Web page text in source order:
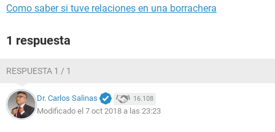
Como saber si tuve relaciones en una borrachera
1 respuesta
RESPUESTA 1 / 1
Dr. Carlos Salinas 16.108
Modificado el 7 oct 2018 a las 23:23